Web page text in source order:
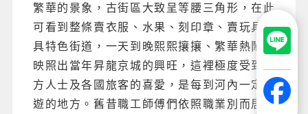
繁華的景象，古街區大致呈等腰三角形，在此
可看到整條賣衣服、水果、刻印章、賣玩具等
具特色街道，一天到晚熙熙攘攘、繁華熱鬧、
映照出當年昇龍京城的興旺，這裡極度受到西
方人士及各國旅客的喜愛，是每到河內一定必
遊的地方。舊昔職工師傅們依照職業別而居，